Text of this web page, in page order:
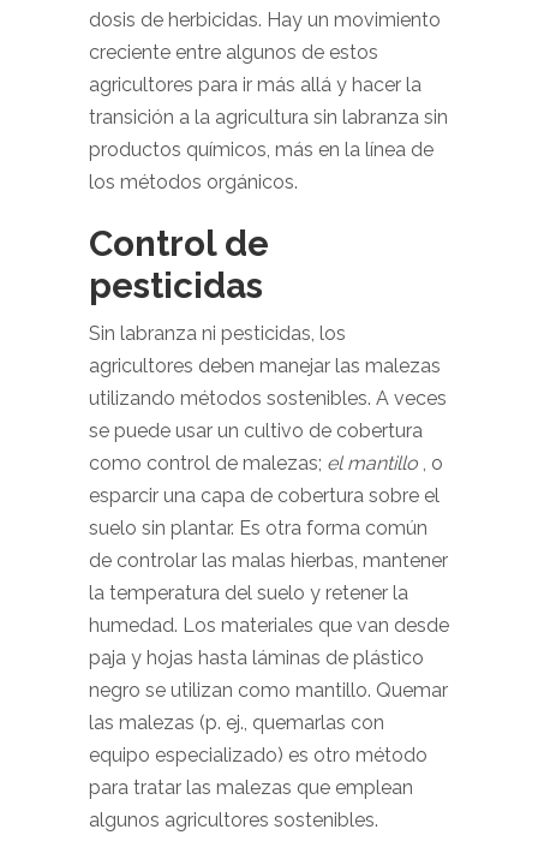
dosis de herbicidas. Hay un movimiento
creciente entre algunos de estos
agricultores para ir más allá y hacer la
transición a la agricultura sin labranza sin
productos químicos, más en la línea de
los métodos orgánicos.
Control de
pesticidas
Sin labranza ni pesticidas, los
agricultores deben manejar las malezas
utilizando métodos sostenibles. A veces
se puede usar un cultivo de cobertura
como control de malezas; el mantillo , o
esparcir una capa de cobertura sobre el
suelo sin plantar. Es otra forma común
de controlar las malas hierbas, mantener
la temperatura del suelo y retener la
humedad. Los materiales que van desde
paja y hojas hasta láminas de plástico
negro se utilizan como mantillo. Quemar
las malezas (p. ej., quemarlas con
equipo especializado) es otro método
para tratar las malezas que emplean
algunos agricultores sostenibles.